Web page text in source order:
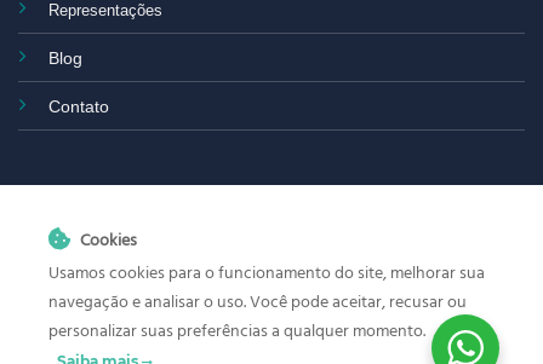
Representações
Blog
Contato
Os produtos anunciados neste sitebiolinkmedical.com.br
Cookies
Usamos cookies para o funcionamento do site, melhorar sua
navegação e analisar o uso. Você pode aceitar, recusar ou
personalizar suas preferências a qualquer momento.